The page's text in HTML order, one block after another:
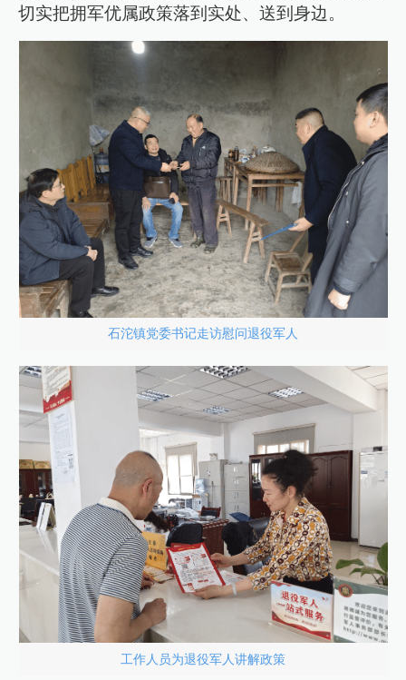
切实把拥军优属政策落到实处、送到身边。
石沱镇党委书记走访慰问退役军人
工作人员为退役军人讲解政策